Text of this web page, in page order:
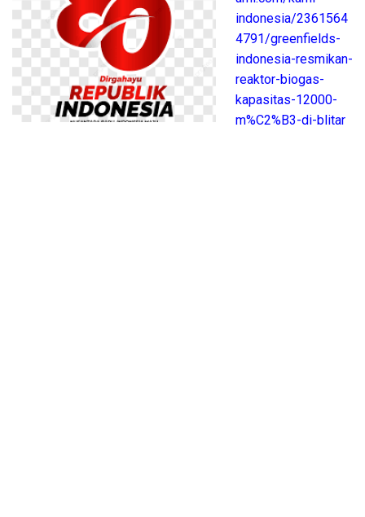
indonesia/2361564
4791/greenfields-
indonesia-resmikan-
reaktor-biogas-
kapasitas-12000-
m%C2%B3-di-blitar